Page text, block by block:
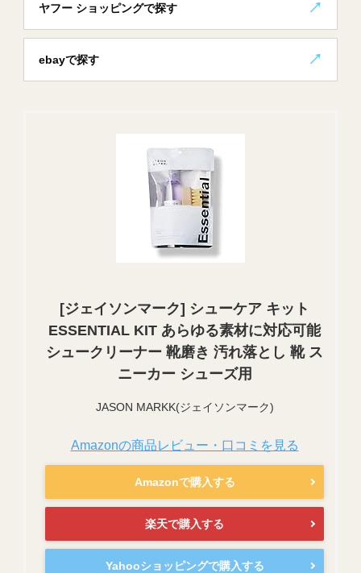
ヤフー ショッピングで探す
ebayで探す
[ジェイソンマーク] シューケア キット
ESSENTIAL KIT あらゆる素材に対応可能
シュークリーナー 靴磨き 汚れ落とし 靴 ス
ニーカー シューズ用
JASON MARKK(ジェイソンマーク)
Amazonの商品レビュー・口コミを見る
Amazonで購入する
楽天で購入する
Yahooショッピングで購入する